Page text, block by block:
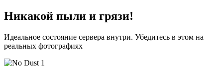
Никакой пыли и грязи!
Идеальное состояние сервера внутри. Убедитесь в этом на
реальных фотографиях